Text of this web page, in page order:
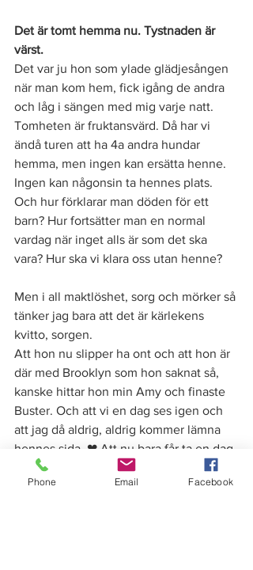
Det är tomt hemma nu. Tystnaden är
värst.
Det var ju hon som ylade glädjesången
när man kom hem, fick igång de andra
och låg i sängen med mig varje natt.
Tomheten är fruktansvärd. Då har vi
ändå turen att ha 4a andra hundar
hemma, men ingen kan ersätta henne.
Ingen kan någonsin ta hennes plats.
Och hur förklarar man döden för ett
barn? Hur fortsätter man en normal
vardag när inget alls är som det ska
vara? Hur ska vi klara oss utan henne?
Men i all maktlöshet, sorg och mörker så
tänker jag bara att det är kärlekens
kvitto, sorgen.
Att hon nu slipper ha ont och att hon är
där med Brooklyn som hon saknat så,
kanske hittar hon min Amy och finaste
Buster. Och att vi en dag ses igen och
att jag då aldrig, aldrig kommer lämna
hennes sida. ❤ Att nu bara får ta en dag
i taget.
Phone Email Facebook